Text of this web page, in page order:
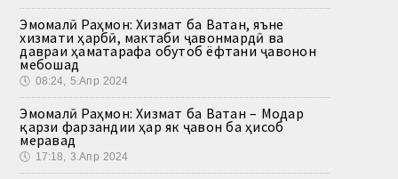
Эмомалӣ Раҳмон: Хизмат ба Ватан, яъне
хизмати ҳарбӣ, мактаби ҷавонмардӣ ва
давраи ҳаматарафа обутоб ёфтани ҷавонон
мебошад
🕔 08:24, 5.Апр 2024
Эмомалӣ Раҳмон: Хизмат ба Ватан – Модар
қарзи фарзандии ҳар як ҷавон ба ҳисоб
меравад
🕔 17:18, 3.Апр 2024